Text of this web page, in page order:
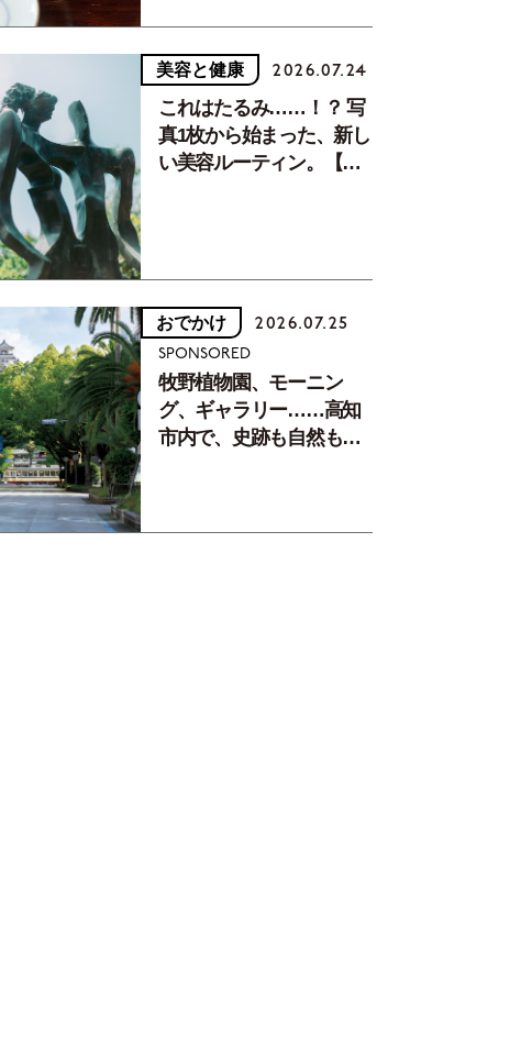
美容と健康 2026.07.24
これはたるみ……！？ 写
真1枚から始まった、新し
い美容ルーティン。【中
おでかけ 2026.07.25
SPONSORED
牧野植物園、モーニン
グ、ギャラリー……高知
市内で、史跡も自然もグ